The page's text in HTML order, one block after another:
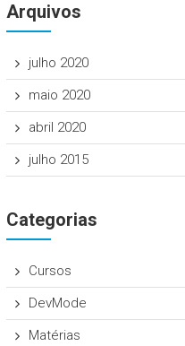
Arquivos
julho 2020
maio 2020
abril 2020
julho 2015
Categorias
Cursos
DevMode
Matérias